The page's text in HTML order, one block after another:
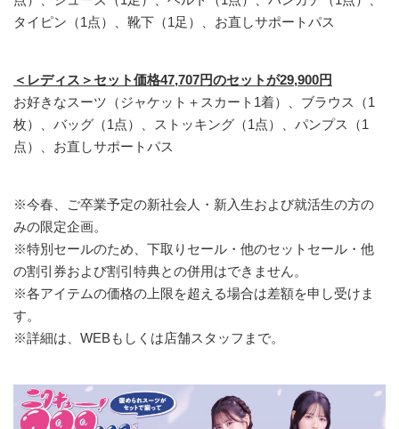
タイピン（1点）、靴下（1足）、お直しサポートパス
＜レディス＞セット価格47,707円のセットが29,900円
お好きなスーツ（ジャケット＋スカート1着）、ブラウス（1
枚）、バッグ（1点）、ストッキング（1点）、パンプス（1
点）、お直しサポートパス
※今春、ご卒業予定の新社会人・新入生および就活生の方の
みの限定企画。
※特別セールのため、下取りセール・他のセットセール・他
の割引券および割引特典との併用はできません。
※各アイテムの価格の上限を超える場合は差額を申し受けま
す。
※詳細は、WEBもしくは店舗スタッフまで。